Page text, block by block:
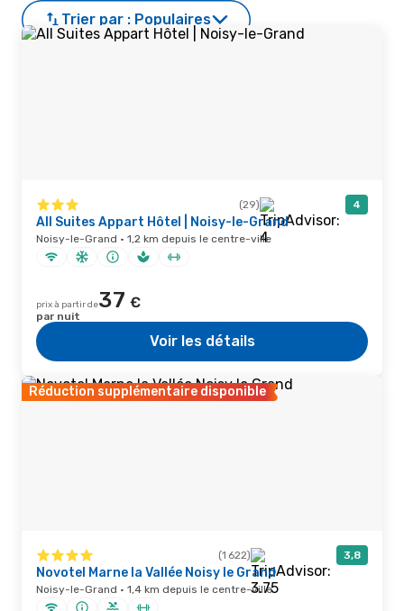
Trier par : Populaires
(29) 4
All Suites Appart Hôtel | Noisy-le-Grand
Noisy-le-Grand · 1,2 km depuis le centre-ville
prix à partir de37 €
par nuit
Voir les détails
Réduction supplémentaire disponible
(1 622) 3,8
Novotel Marne la Vallée Noisy le Grand
Noisy-le-Grand · 1,4 km depuis le centre-ville